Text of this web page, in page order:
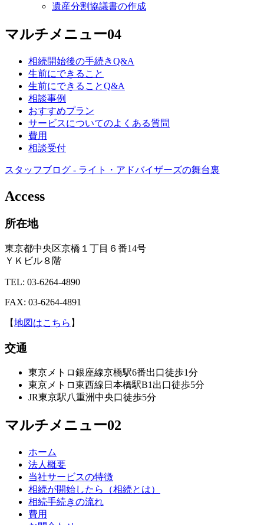
遺産分割協議書の作成
マルチメニュー04
相続開始後の手続きQ&A
生前にできること
生前にできることQ&A
相談事例
おすすめプラン
サービスについてのよくある質問
費用
相談受付
スタッフブログ - ライト・アドバイザーズの舞台裏
Access
所在地
東京都中央区京橋１丁目６番14号
ＹＫビル８階
TEL: 03-6264-4890
FAX: 03-6264-4891
【地図はこちら 】
交通
東京メトロ銀座線京橋駅6番出口徒歩1分
東京メトロ東西線日本橋駅B1出口徒歩5分
JR東京駅八重洲中央口徒歩5分
マルチメニュー02
ホーム
法人概要
当社サービスの特徴
相続が開始したら（相続とは）
相続手続きの流れ
費用